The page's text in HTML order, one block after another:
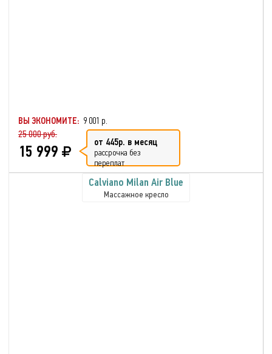
ВЫ ЭКОНОМИТЕ: 9 001 р.
25 000 руб.
15 999 от 445р. в месяц
рассрочка без
переплат
Calviano Milan Аir Blue
Массажное кресло